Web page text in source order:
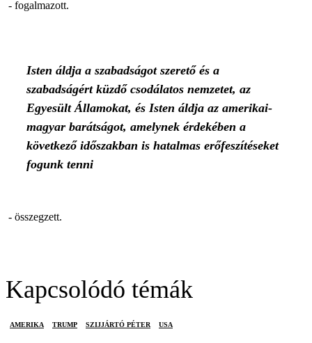
- fogalmazott.
Isten áldja a szabadságot szerető és a
szabadságért küzdő csodálatos nemzetet, az
Egyesült Államokat, és Isten áldja az amerikai-
magyar barátságot, amelynek érdekében a
következő időszakban is hatalmas erőfeszítéseket
fogunk tenni
- összegzett.
Kapcsolódó témák
AMERIKA TRUMP SZIJJÁRTÓ PÉTER USA